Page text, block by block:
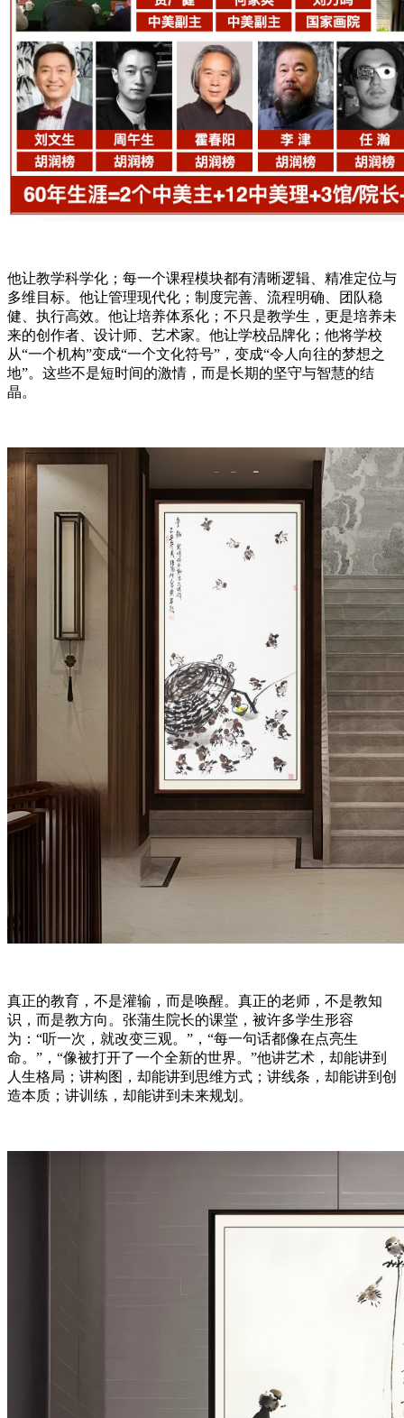
他让教学科学化；每一个课程模块都有清晰逻辑、精准定位与
多维目标。他让管理现代化；制度完善、流程明确、团队稳
健、执行高效。他让培养体系化；不只是教学生，更是培养未
来的创作者、设计师、艺术家。他让学校品牌化；他将学校
从“一个机构”变成“一个文化符号”，变成“令人向往的梦想之
地”。这些不是短时间的激情，而是长期的坚守与智慧的结
晶。
真正的教育，不是灌输，而是唤醒。真正的老师，不是教知
识，而是教方向。张蒲生院长的课堂，被许多学生形容
为：“听一次，就改变三观。”，“每一句话都像在点亮生
命。”，“像被打开了一个全新的世界。”他讲艺术，却能讲到
人生格局；讲构图，却能讲到思维方式；讲线条，却能讲到创
造本质；讲训练，却能讲到未来规划。